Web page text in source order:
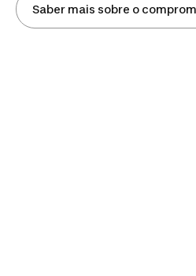
Saber mais sobre o